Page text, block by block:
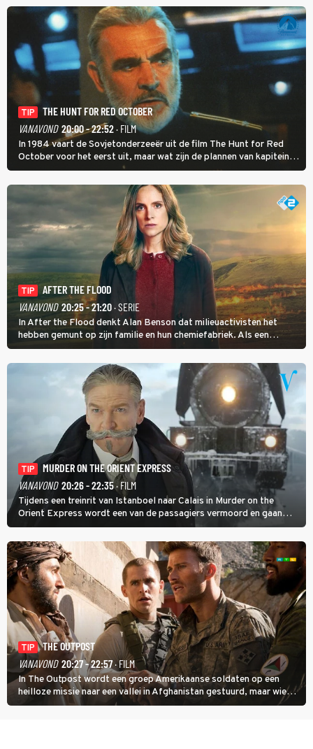
TIP
THE HUNT FOR RED OCTOBER
VANAVOND 20:00 - 22:52· FILM
In 1984 vaart de Sovjetonderzeeër uit de film The Hunt for Red
October voor het eerst uit, maar wat zijn de plannen van kapitein
Marko Ramius?
TIP
AFTER THE FLOOD
VANAVOND 20:25 - 21:20· SERIE
In After the Flood denkt Alan Benson dat milieuactivisten het
hebben gemunt op zijn familie en hun chemiefabriek. Als een
brandende boodschap in het veen de boel op scherp zet, besluit
Jo Marshall de jonge Finn Allen aan de tand te voelen.
TIP
MURDER ON THE ORIENT EXPRESS
VANAVOND 20:26 - 22:35· FILM
Tijdens een treinrit van Istanboel naar Calais in Murder on the
Orient Express wordt een van de passagiers vermoord en gaan
detective Hercule Poirot en zijn snor uitzoeken wie van de andere
treinreizigers de dader is.
TIP
THE OUTPOST
VANAVOND 20:27 - 22:57· FILM
In The Outpost wordt een groep Amerikaanse soldaten op een
heilloze missie naar een vallei in Afghanistan gestuurd, maar wie
overleeft daar een aanval?